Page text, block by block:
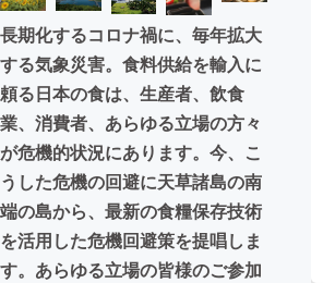
ビジネス・起業
まちづくり・地域活性化
CAMPFIRE for Social Good
CAMPFIREふるさと納税machi-ya
長期化するコロナ禍に、毎年拡大
する気象災害。食料供給を輸入に
頼る日本の食は、生産者、飲食
業、消費者、あらゆる立場の方々
が危機的状況にあります。今、こ
うした危機の回避に天草諸島の南
端の島から、最新の食糧保存技術
を活用した危機回避策を提唱しま
す。あらゆる立場の皆様のご参加